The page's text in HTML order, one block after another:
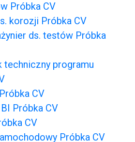
Próbka CV
korozji Próbka CV
ds. testów Próbka
techniczny programu
CV
Próbka CV
CV
Próbka CV